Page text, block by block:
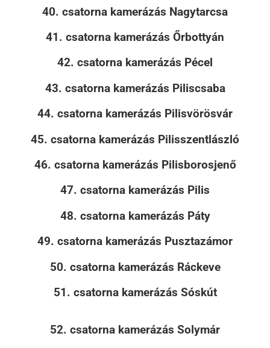
40. csatorna kamerázás Nagytarcsa
41. csatorna kamerázás Őrbottyán
42. csatorna kamerázás Pécel
43. csatorna kamerázás Piliscsaba
44. csatorna kamerázás Pilisvörösvár
45. csatorna kamerázás Pilisszentlászló
46. csatorna kamerázás Pilisborosjenő
47. csatorna kamerázás Pilis
48. csatorna kamerázás Páty
49. csatorna kamerázás Pusztazámor
50. csatorna kamerázás Ráckeve
51. csatorna kamerázás Sóskút
52. csatorna kamerázás Solymár